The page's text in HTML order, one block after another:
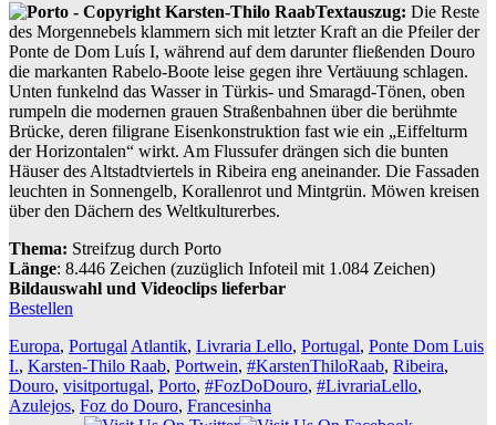
Textauszug: Die Reste
des Morgennebels klammern sich mit letzter Kraft an die Pfeiler der
Ponte de Dom Luís I, während auf dem darunter fließenden Douro
die markanten Rabelo-Boote leise gegen ihre Vertäuung schlagen.
Unten funkelnd das Wasser in Türkis- und Smaragd-Tönen, oben
rumpeln die modernen grauen Straßenbahnen über die berühmte
Brücke, deren filigrane Eisenkonstruktion fast wie ein „Eiffelturm
der Horizontalen“ wirkt. Am Flussufer drängen sich die bunten
Häuser des Altstadtviertels in Ribeira eng aneinander. Die Fassaden
leuchten in Sonnengelb, Korallenrot und Mintgrün. Möwen kreisen
über den Dächern des Weltkulturerbes.
Thema: Streifzug durch Porto
Länge: 8.446 Zeichen (zuzüglich Infoteil mit 1.084 Zeichen)
Bildauswahl und Videoclips lieferbar
Bestellen
Europa, Portugal Atlantik, Livraria Lello, Portugal, Ponte Dom Luis
I., Karsten-Thilo Raab, Portwein, #KarstenThiloRaab, Ribeira,
Douro, visitportugal, Porto, #FozDoDouro, #LivrariaLello,
Azulejos, Foz do Douro, Francesinha